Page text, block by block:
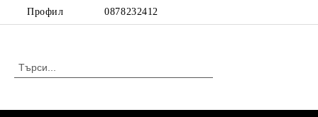
Профил 0878232412